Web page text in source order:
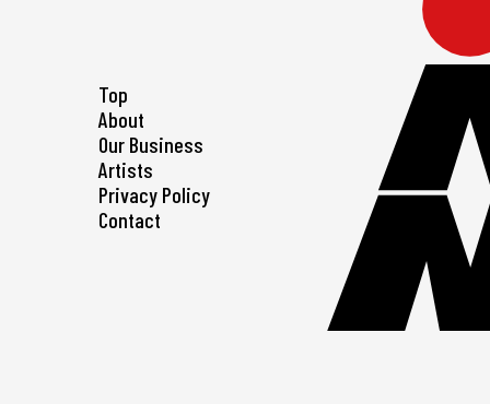
Top
About
Our Business
Artists
Privacy Policy
Contact